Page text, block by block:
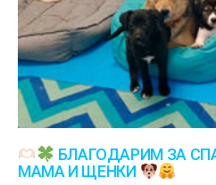
БЛАГОДАРИМ ЗА
МАМА И ЩЕНКИ